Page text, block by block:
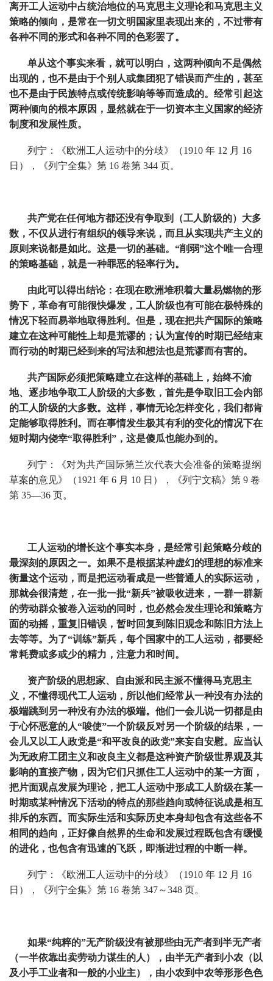
离开工人运动中占统治地位的马克思主义理论和马克思主义
策略的倾向，是常在一切文明国家里表现出来的，不过带有
各种不同的形式和各种不同的色彩罢了。
单从这个事实来看，就可以明白，这两种倾向不是偶然
出现的，也不是由于个别人或集团犯了错误而产生的，甚至
也不是由于民族特点或传统影响等等而造成的。经常引起这
两种倾向的根本原因，显然就在于一切资本主义国家的经济
制度和发展性质。
列宁：《欧洲工人运动中的分歧》（1910 年 12 月 16
日），《列宁全集》第 16 卷第 344 页。
共产党在任何地方都还没有争取到（工人阶级的）大多
数，不仅从进行有组织的领导来说，而且从实现共产主义的
原则来说都是如此。这是一切的基础。“削弱”这个唯一合理
的策略基础，就是一种罪恶的轻率行为。
由此可以得出结论：在现在欧洲堆积着大量易燃物的形
势下，革命有可能很快爆发，工人阶级也有可能在极特殊的
情况下轻而易举地取得胜利。但是，现在把共产国际的策略
建立在这种可能性上却是荒谬的；认为宣传的时期已经结束
而行动的时期已经到来的写法和想法也是荒谬而有害的。
共产国际必须把策略建立在这样的基础上，始终不渝
地、逐步地争取工人阶级的大多数，首先是争取旧工会内部
的工人阶级的大多数。这样，事情无论怎样变化，我们都肯
定能够取得胜利。而在事情发生极其有利的变化的情况下在
短时期内侥幸“取得胜利”，这是傻瓜也能办到的。
列宁：《对为共产国际第兰次代表大会准备的策略提纲
草案的意见》（1921 年 6 月 10 日），《列宁文稿》第 9 卷
第 35—36 页。
工人运动的增长这个事实本身，是经常引起策略分歧的
最深刻的原因之一。如果不是根据某种虚幻的理想的标准来
衡量这个运动，而是把运动看成是一些普通人的实际运动，
那就会很清楚，在一批一批“新兵”被吸收进来，一群一群新
的劳动群众被卷入运动的同时，也必然会发生理论和策略方
面的动摇，重复旧错误，暂时回复到陈旧观念和陈旧方法上
去等等。为了“训练”新兵，每个国家中的工人运动，都要经
常耗费或多或少的精力，注意力和时间。
资产阶级的思想家、自由派和民主派不懂得马克思主
义，不懂得现代工人运动，所以他们经常从一种没有办法的
极端跳到另一种没有办法的极端。他们一会儿说一切都是由
于心怀恶意的人“唆使”一个阶级反对另一个阶级的结果，一
会儿又以工人政党是“和平改良的政党”来妄自安慰。应当认
为无政府工团主义和改良主义都是这种资产阶级世界观及其
影响的直接产物，因为它们只抓住工人运动中的某一方面，
把片面观点发展为理论，把工人运动中形成工人阶级在某一
时期或某种情况下活动的特点的那些趋向或特征说成是相互
排斥的东西。而实际生活和实际历史本身却包含有这些各不
相同的趋向，正好像自然界的生命和发展过程既包含有缓慢
的进化，也包含有迅速的飞跃，即渐进过程的中断一样。
列宁：《欧洲工人运动中的分歧》（1910 年 12 月 16
日），《列宁全集》第 16 卷第 347～348 页。
如果“纯粹的”无产阶级没有被那些由无产者到半无产者
（一半依靠出卖劳动力谋生的人），由半无产者到小农（以
及小手工业者和一般的小业主），由小农到中农等形形色色